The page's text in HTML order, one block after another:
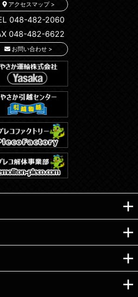
アクセスマップ >
048-482-2060
048-482-6622
お問い合わせ >
nobiru All right reserved.